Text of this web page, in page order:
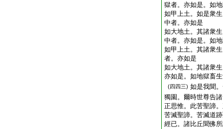
獄者。亦如是。如
如甲上土。如是衆
中者。亦如是
如大地土。其諸衆
中者。亦如是。如
如甲上土。其諸衆
者。亦如是
如大地土。其諸衆
亦如是。如地獄畜
(四四三) 如是我聞
獨園。爾時世尊告
正思惟。此苦聖諦
苦滅聖諦。苦滅道
經已。諸比丘聞佛